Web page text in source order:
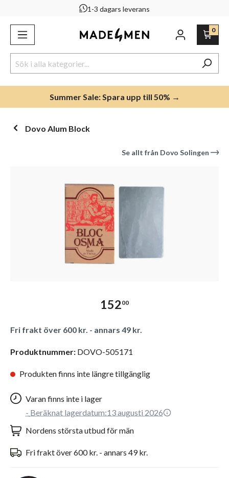
1-3 dagars leverans
0
Summer Sale: Spara upp till 50% →
Dovo Alum Block
Se allt från Dovo Solingen
15200
Fri frakt över 600 kr. - annars 49 kr.
Produktnummer: DOVO-505171
Produkten finns inte längre tillgänglig
Varan finns inte i lager
- Beräknat lagerdatum:13 augusti 2026
Nordens största utbud för män
Fri frakt över 600 kr. - annars 49 kr.